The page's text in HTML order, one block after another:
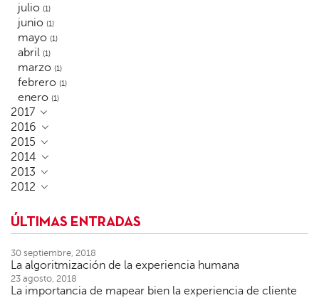
julio (1)
junio (1)
mayo (1)
abril (1)
marzo (1)
febrero (1)
enero (1)
2017
2016
2015
2014
2013
2012
ÚLTIMAS ENTRADAS
30 septiembre, 2018
La algoritmización de la experiencia humana
23 agosto, 2018
La importancia de mapear bien la experiencia de cliente